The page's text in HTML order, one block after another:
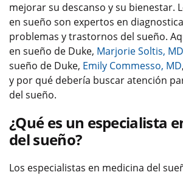
mejorar su descanso y su bienestar.
en sueño son expertos en
problemas y trastornos del sueño.
en sueño de Duke, Marjorie Soltis,
sueño de Duke, Emily Commesso, MD
y por qué debería buscar atención
del sueño.
¿Qué es un especialista
del sueño?
Los especialistas en medicina del